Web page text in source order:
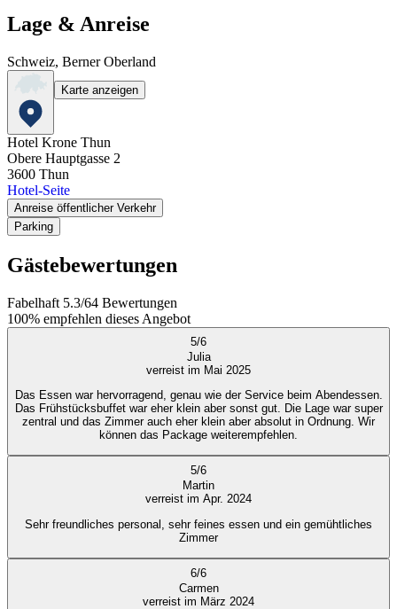
Lage & Anreise
Schweiz, Berner Oberland
Karte anzeigen
Hotel Krone Thun
Obere Hauptgasse 2
3600 Thun
Hotel-Seite
Anreise öffentlicher Verkehr
Parking
Gästebewertungen
Fabelhaft 5.3/64 Bewertungen
100% empfehlen dieses Angebot
5/6
Julia
verreist im Mai 2025
Das Essen war hervorragend, genau wie der Service beim Abendessen.
Das Frühstücksbuffet war eher klein aber sonst gut. Die Lage war super
zentral und das Zimmer auch eher klein aber absolut in Ordnung. Wir
können das Package weiterempfehlen.
5/6
Martin
verreist im Apr. 2024
Sehr freundliches personal, sehr feines essen und ein gemühtliches
Zimmer
6/6
Carmen
verreist im März 2024